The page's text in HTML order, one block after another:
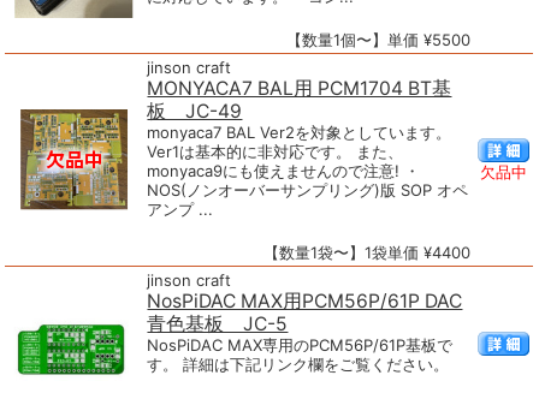
【数量1個〜】単価 ¥5500
jinson craft
MONYACA7 BAL用 PCM1704 BT基
板 JC-49
monyaca7 BAL Ver2を対象としています。
Ver1は基本的に非対応です。 また、
monyaca9にも使えませんので注意! ・
NOS(ノンオーバーサンプリング)版 SOP オペ
アンプ ...
【数量1袋〜】1袋単価 ¥4400
欠品中
jinson craft
NosPiDAC MAX用PCM56P/61P DAC
青色基板 JC-5
NosPiDAC MAX専用のPCM56P/61P基板で
す。 詳細は下記リンク欄をご覧ください。